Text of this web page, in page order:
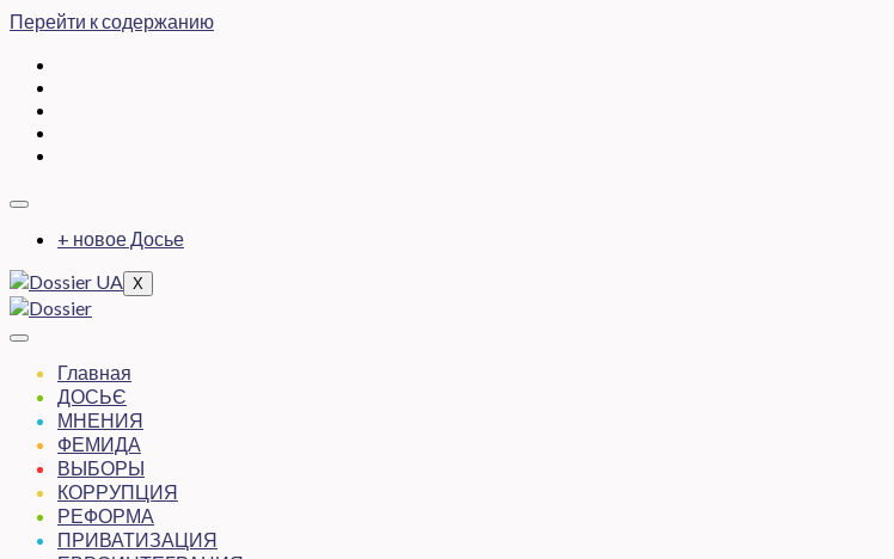
Перейти к содержанию
+ новое Досье
X
Главная
ДОСЬЄ
МНЕНИЯ
ФЕМИДА
ВЫБОРЫ
КОРРУПЦИЯ
РЕФОРМА
ПРИВАТИЗАЦИЯ